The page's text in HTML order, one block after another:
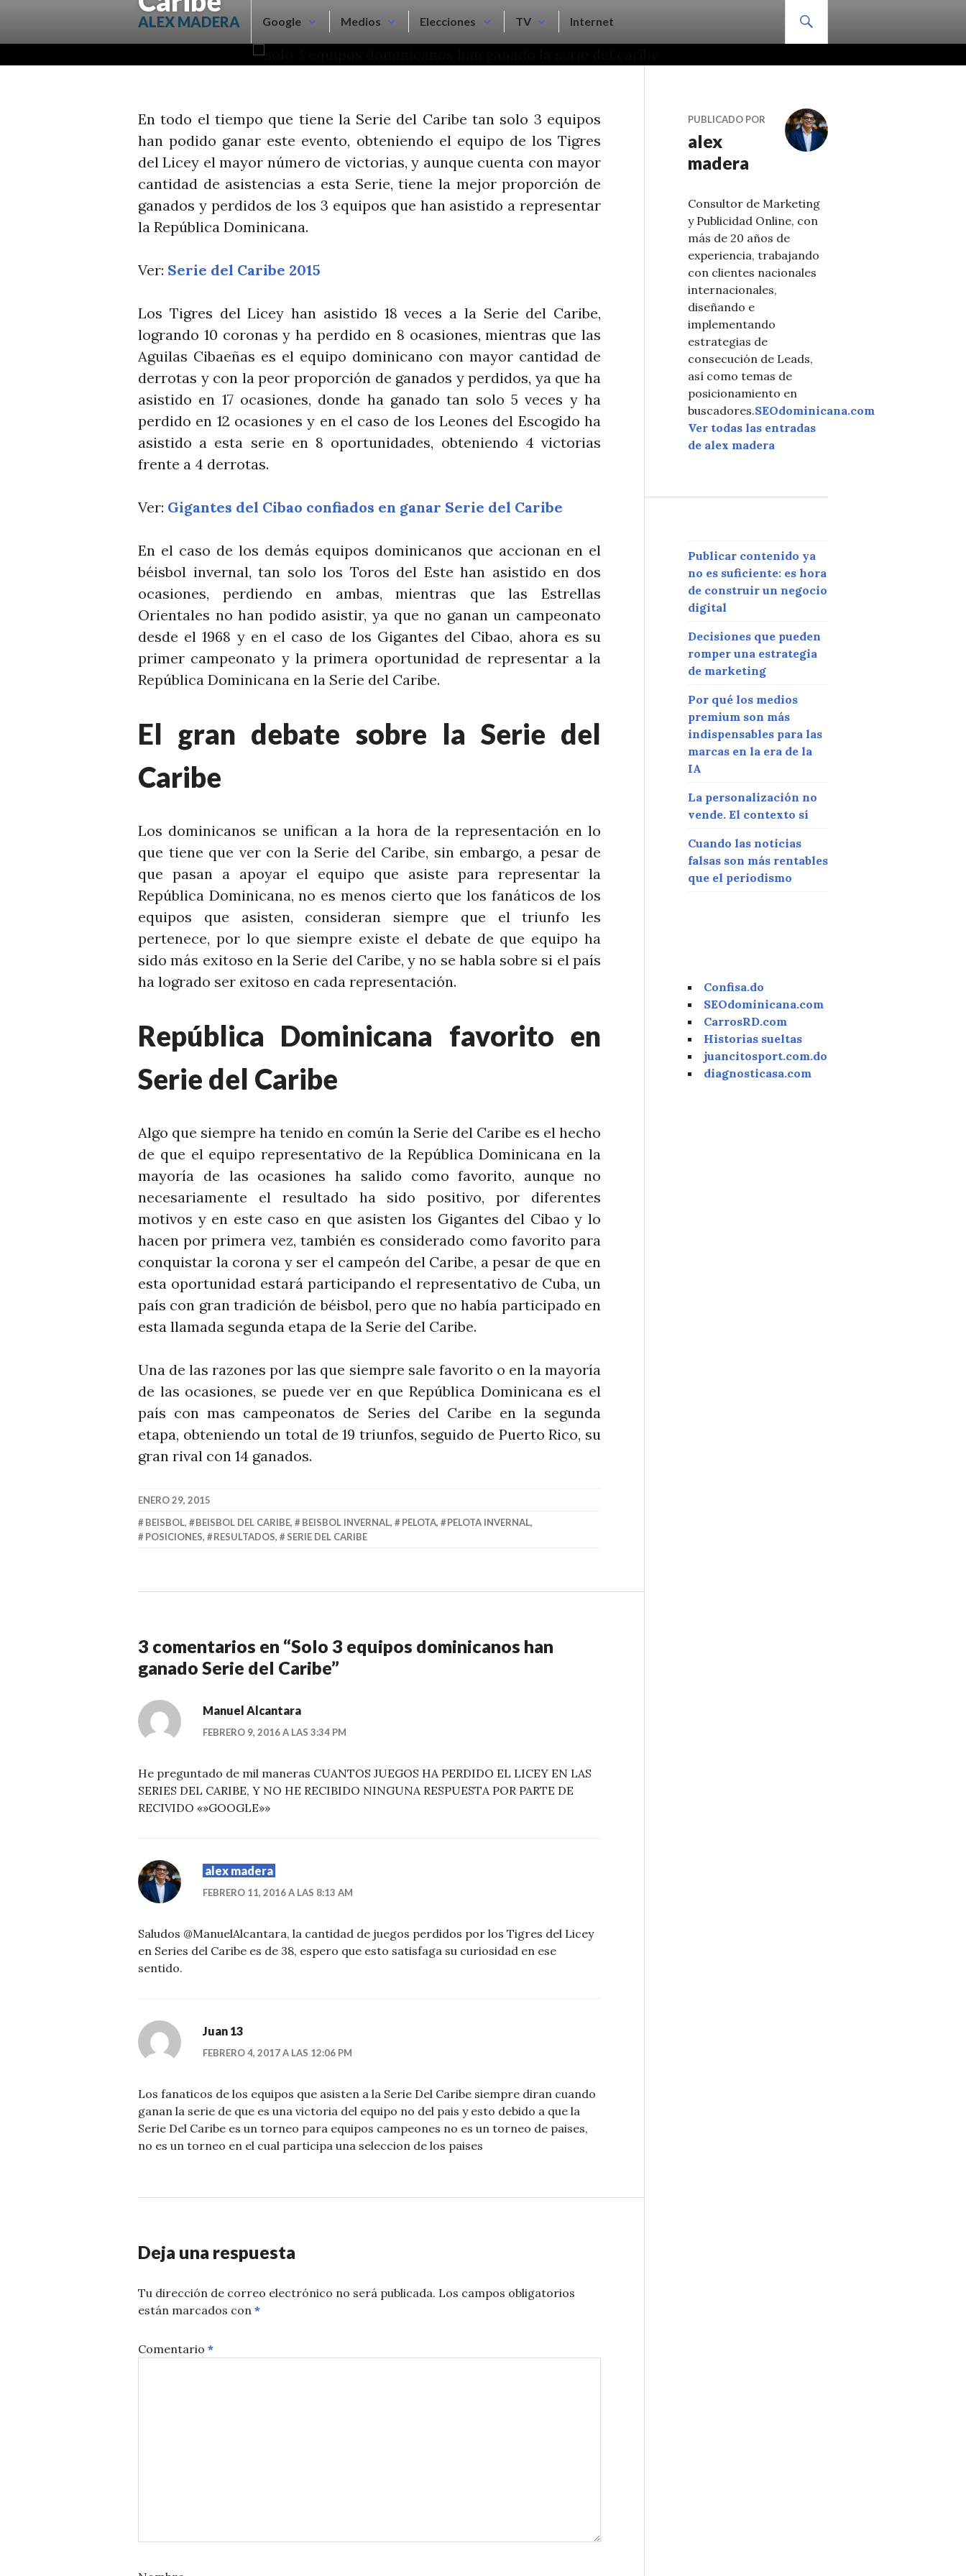
ALEX MADERA Google Medios Elecciones TV Internet
En todo el tiempo que tiene la Serie del Caribe tan solo 3 equipos
han podido ganar este evento, obteniendo el equipo de los Tigres
del Licey el mayor número de victorias, y aunque cuenta con mayor
cantidad de asistencias a esta Serie, tiene la mejor proporción de
ganados y perdidos de los 3 equipos que han asistido a representar
la República Dominicana.
Ver: Serie del Caribe 2015
Los Tigres del Licey han asistido 18 veces a la Serie del Caribe,
logrando 10 coronas y ha perdido en 8 ocasiones, mientras que las
Aguilas Cibaeñas es el equipo dominicano con mayor cantidad de
derrotas y con la peor proporción de ganados y perdidos, ya que ha
asistido en 17 ocasiones, donde ha ganado tan solo 5 veces y ha
perdido en 12 ocasiones y en el caso de los Leones del Escogido ha
asistido a esta serie en 8 oportunidades, obteniendo 4 victorias
frente a 4 derrotas.
Ver: Gigantes del Cibao confiados en ganar Serie del Caribe
En el caso de los demás equipos dominicanos que accionan en el
béisbol invernal, tan solo los Toros del Este han asistido en dos
ocasiones, perdiendo en ambas, mientras que las Estrellas
Orientales no han podido asistir, ya que no ganan un campeonato
desde el 1968 y en el caso de los Gigantes del Cibao, ahora es su
primer campeonato y la primera oportunidad de representar a la
República Dominicana en la Serie del Caribe.
El gran debate sobre la Serie del
Caribe
Los dominicanos se unifican a la hora de la representación en lo
que tiene que ver con la Serie del Caribe, sin embargo, a pesar de
que pasan a apoyar el equipo que asiste para representar la
República Dominicana, no es menos cierto que los fanáticos de los
equipos que asisten, consideran siempre que el triunfo les
pertenece, por lo que siempre existe el debate de que equipo ha
sido más exitoso en la Serie del Caribe, y no se habla sobre si el país
ha logrado ser exitoso en cada representación.
República Dominicana favorito en
Serie del Caribe
Algo que siempre ha tenido en común la Serie del Caribe es el hecho
de que el equipo representativo de la República Dominicana en la
mayoría de las ocasiones ha salido como favorito, aunque no
necesariamente el resultado ha sido positivo, por diferentes
motivos y en este caso en que asisten los Gigantes del Cibao y lo
hacen por primera vez, también es considerado como favorito para
conquistar la corona y ser el campeón del Caribe, a pesar de que en
esta oportunidad estará participando el representativo de Cuba, un
país con gran tradición de béisbol, pero que no había participado en
esta llamada segunda etapa de la Serie del Caribe.
Una de las razones por las que siempre sale favorito o en la mayoría
de las ocasiones, se puede ver en que República Dominicana es el
país con mas campeonatos de Series del Caribe en la segunda
etapa, obteniendo un total de 19 triunfos, seguido de Puerto Rico, su
gran rival con 14 ganados.
ENERO 29, 2015
BEISBOL, BEISBOL DEL CARIBE, BEISBOL INVERNAL, PELOTA, PELOTA INVERNAL,
POSICIONES, RESULTADOS, SERIE DEL CARIBE
3 comentarios en “Solo 3 equipos dominicanos han
ganado Serie del Caribe”
Manuel Alcantara
FEBRERO 9, 2016 A LAS 3:34 PM
He preguntado de mil maneras CUANTOS JUEGOS HA PERDIDO EL LICEY EN LAS
SERIES DEL CARIBE, Y NO HE RECIBIDO NINGUNA RESPUESTA POR PARTE DE
RECIVIDO «»GOOGLE»»
alex madera
FEBRERO 11, 2016 A LAS 8:13 AM
Saludos @ManuelAlcantara, la cantidad de juegos perdidos por los Tigres del Licey
en Series del Caribe es de 38, espero que esto satisfaga su curiosidad en ese
sentido.
Juan 13
FEBRERO 4, 2017 A LAS 12:06 PM
Los fanaticos de los equipos que asisten a la Serie Del Caribe siempre diran cuando
ganan la serie de que es una victoria del equipo no del pais y esto debido a que la
Serie Del Caribe es un torneo para equipos campeones no es un torneo de paises,
no es un torneo en el cual participa una seleccion de los paises
Deja una respuesta
Tu dirección de correo electrónico no será publicada. Los campos obligatorios
están marcados con *
Comentario *
PUBLICADO POR
alex
madera
Consultor de Marketing
y Publicidad Online, con
más de 20 años de
experiencia, trabajando
con clientes nacionales
internacionales,
diseñando e
implementando
estrategias de
consecución de Leads,
así como temas de
posicionamiento en
buscadores.SEOdominicana.com
Ver todas las entradas
de alex madera
Publicar contenido ya
no es suficiente: es hora
de construir un negocio
digital
Decisiones que pueden
romper una estrategia
de marketing
Por qué los medios
premium son más
indispensables para las
marcas en la era de la
IA
La personalización no
vende. El contexto sí
Cuando las noticias
falsas son más rentables
que el periodismo
Confisa.do
SEOdominicana.com
CarrosRD.com
Historias sueltas
juancitosport.com.do
diagnosticasa.com